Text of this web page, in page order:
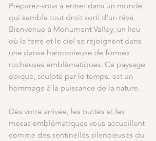
Préparez-vous à entrer dans un monde
qui semble tout droit sorti d'un rêve.
Bienvenue à Monument Valley, un lieu
où la terre et le ciel se rejoignent dans
une danse harmonieuse de formes
rocheuses emblématiques. Ce paysage
épique, sculpté par le temps, est un
hommage à la puissance de la nature.
Dès votre arrivée, les buttes et les
mesas emblématiques vous accueillent
comme des sentinelles silencieuses du